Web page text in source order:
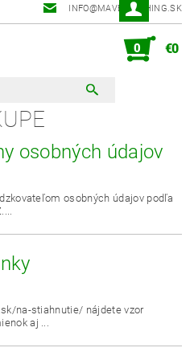
INFO@MAVER-FISHING.SK
0 €0
osobných údajov
osobných údajov podľa
na-stiahnutie/ nájdete vzor
aj ...